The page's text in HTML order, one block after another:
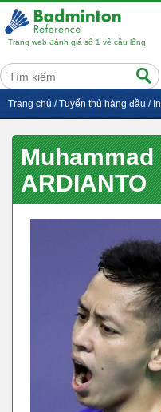
Trang web đánh giá số 1 về cầu lông
Trang chủ /Tuyển thủ hàng đầu /
Muhammad
ARDIANTO